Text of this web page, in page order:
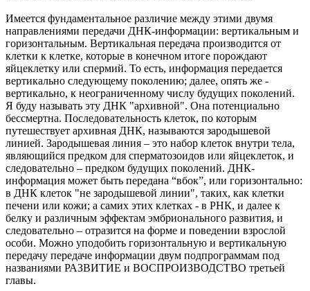
Имеется фундаментальное различие между этими двумя
направлениями передачи ДНК-информации: вертикальным и
горизонтальным. Вертикальная передача производится от
клетки к клетке, которые в конечном итоге порождают
яйцеклетку или спермий. То есть, информация передается
вертикально следующему поколению; далее, опять же -
вертикально, к неограниченному числу будущих поколений.
Я буду называть эту ДНК "архивной". Она потенциально
бессмертна. Последовательность клеток, по которым
путешествует архивная ДНК, называются зародышевой
линией. Зародышевая линия – это набор клеток внутри тела,
являющийся предком для сперматозоидов или яйцеклеток, и
следовательно – предком будущих поколений. ДНК-
информация может быть передана “вбок”, или горизонтально:
в ДНК клеток "не зародышевой линии", таких, как клетки
печени или кожи; а самих этих клетках - в РНК, и далее к
белку и различным эффектам эмбрионального развития, и
следовательно – отразится на форме и поведении взрослой
особи. Можно уподобить горизонтальную и вертикальную
передачу передаче информации двум подпрограммам под
названиями РАЗВИТИЕ и ВОСПРОИЗВОДСТВО третьей
главы.